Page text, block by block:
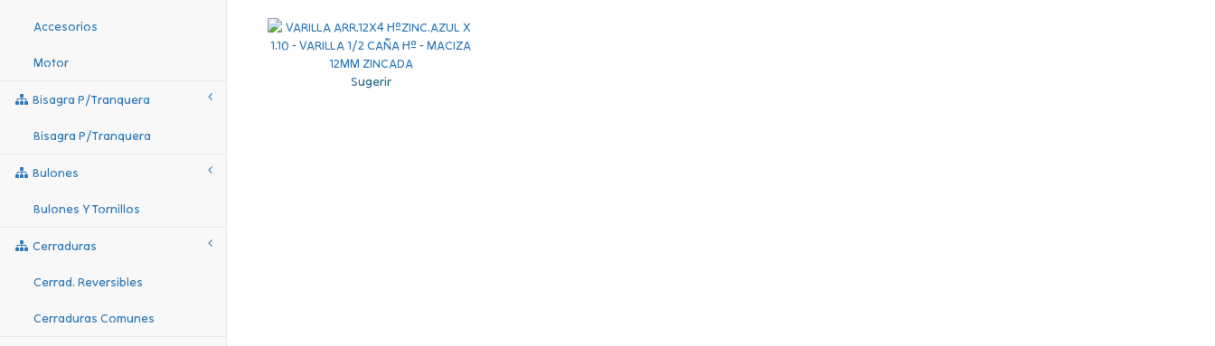
Accesorios
Motor
Bisagra P/tranquera
Bisagra P/tranquera
Bulones
Bulones Y Tornillos
Cerraduras
Cerrad. Reversibles
Cerraduras Comunes
Sugerir